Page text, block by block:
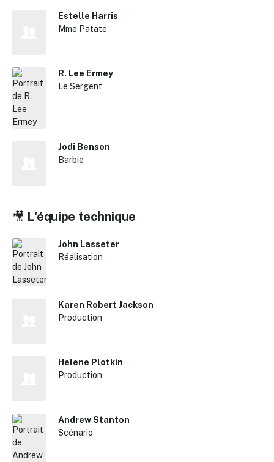
Estelle Harris
Mme Patate
R. Lee Ermey
Le Sergent
Jodi Benson
Barbie
🎥 L'équipe technique
John Lasseter
Réalisation
Karen Robert Jackson
Production
Helene Plotkin
Production
Andrew Stanton
Scénario